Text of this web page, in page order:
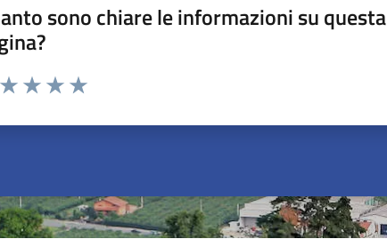
sono chiare le informazioni su questa
da 1 a 5 stelle la pagina